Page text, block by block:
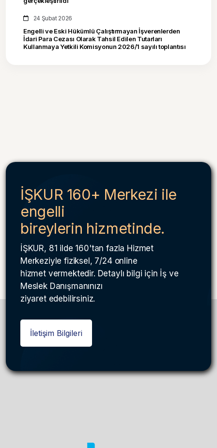
24 Şubat 2026
Engelli ve Eski Hükümlü Çalıştırmayan İşverenlerden
İdari Para Cezası Olarak Tahsil Edilen Tutarları
Kullanmaya Yetkili Komisyonun 2026/1 sayılı toplantısı
İŞKUR 160+ Merkezi ile
engelli
bireylerin hizmetinde.
İŞKUR, 81 ilde 160'tan fazla Hizmet
Merkeziyle fiziksel, 7/24 online
hizmet vermektedir. Detaylı bilgi için İş ve
Meslek Danışmanınızı
ziyaret edebilirsiniz.
İletişim Bilgileri